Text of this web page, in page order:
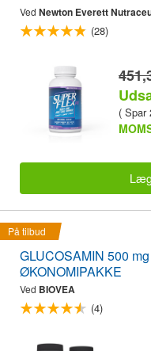
Ved Newton Everett
(28)
( Spar
På tilbud
GLUCOSAMIN 500
ØKONOMIPAKKE
Ved BIOVEA
(4)